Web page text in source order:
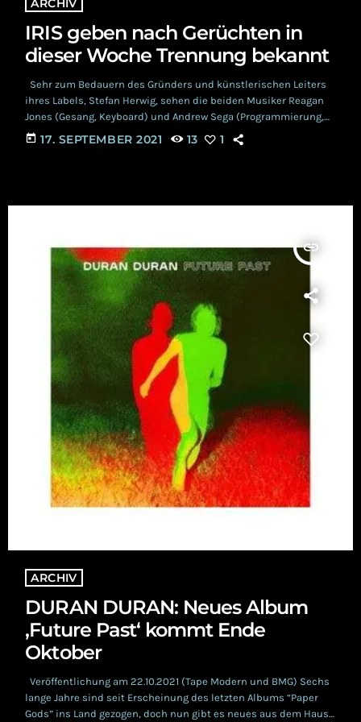
ARCHIV
IRIS geben nach Gerüchten in
dieser Woche Trennung bekannt
Sehr zum Bedauern des Gründers und künstlerischen Leiters
ihres Labels, Stefan Herwig, sehen die beiden Musiker Reagan
Jones (Gesang, Keyboard) und Andrew Sega (Programmierung,
Gitarre, Keyboard) nach langjähriger Zusammenarbeit ihre
Möglichkeiten zur Selbstverwirklichung nun jeweils in ihren
today 17. SEPTEMBER 2021 13 1
insert_link
ARCHIV
DURAN DURAN: Neues Album
‚Future Past‘ kommt Ende
Oktober
Veröffentlichung am 22.10.2021 (Tape Modern und BMG) Sechs
lange Jahre sind seit Erscheinung des letzten Albums “Paper
Gods” ins Land gezogen, doch nun gibt es neues aus dem Hause